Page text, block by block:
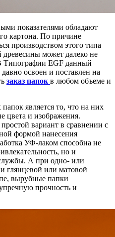
показателями обладают
картона. По причине
производством этого типа
древесины может далеко не
Типографии EGF данный
освоен и поставлен на
заказ папок в любом объеме и
является то, что на них
цвета и изображения.
вариант в сравнении с
формой нанесения
УФ-лаком способна не
но и
А при одно- или
глянцевой или матовой
вырубные папки
прочность и